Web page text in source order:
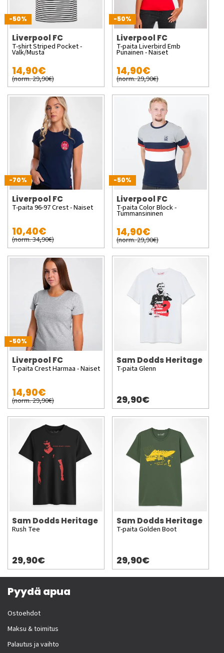
-50%
Liverpool FC
T-shirt Striped Pocket -
Valk/Musta
14,90€
(norm. 29,90€)
-50%
Liverpool FC
T-paita Liverbird Emb
Punainen - Naiset
14,90€
(norm. 29,90€)
-70%
Liverpool FC
T-paita 96-97 Crest - Naiset
10,40€
(norm. 34,90€)
-50%
Liverpool FC
T-paita Color Block -
Tummansininen
14,90€
(norm. 29,90€)
-50%
Liverpool FC
T-paita Crest Harmaa - Naiset
14,90€
(norm. 29,90€)
Sam Dodds Heritage
T-paita Glenn
29,90€
Sam Dodds Heritage
Rush Tee
29,90€
Sam Dodds Heritage
T-paita Golden Boot
29,90€
Pyydä apua
Ostoehdot
Maksu & toimitus
Palautus ja vaihto